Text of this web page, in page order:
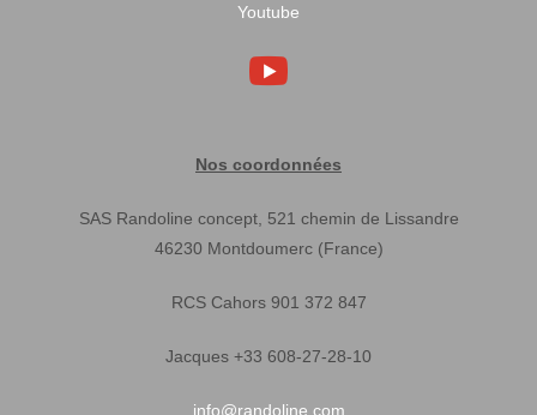
Youtube
Nos coordonnées
SAS Randoline concept, 521 chemin de Lissandre
46230 Montdoumerc (France)
RCS Cahors 901 372 847
Jacques +33 608-27-28-10
info@randoline.com